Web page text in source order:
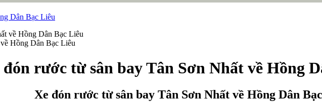
Dân Bạc Liêu
Hồng Dân Bạc Liêu
đón rước từ sân bay Tân Sơn Nhất về Hồng
Xe đón rước từ sân bay Tân Sơn Nhất về Hồng Dân